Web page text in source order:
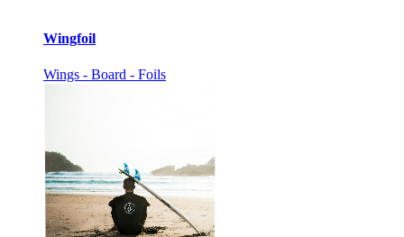
Wingfoil
Wings - Board - Foils